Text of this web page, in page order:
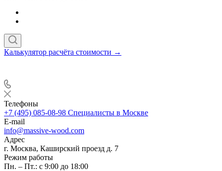
Калькулятор расчёта стоимости →
Телефоны
+7 (495) 085-08-98 Специалисты в Москве
E-mail
info@massive-wood.com
Адрес
г. Москва, Каширский проезд д. 7
Режим работы
Пн. – Пт.: с 9:00 до 18:00